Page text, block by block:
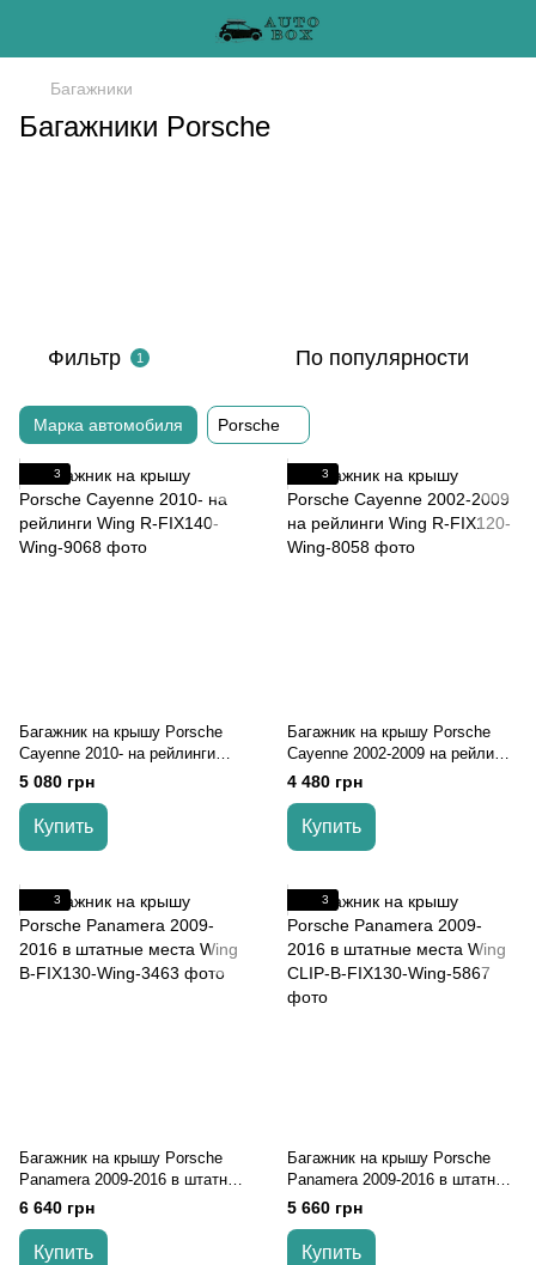
Багажники
Багажники Porsche
Фильтр 1 По популярности
Марка автомобиля Porsche
3
Багажник на крышу Porsche
Cayenne 2010- на рейлинги
Wing
5 080 грн
Купить
3
Багажник на крышу Porsche
Cayenne 2002-2009 на рейлинги
Wing
4 480 грн
Купить
3
Багажник на крышу Porsche
Panamera 2009-2016 в штатные
места Wing
6 640 грн
Купить
3
Багажник на крышу Porsche
Panamera 2009-2016 в штатные
места Wing
5 660 грн
Купить